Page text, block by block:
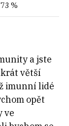
73 %
a jste
větší
imunní lidé
opět
ve